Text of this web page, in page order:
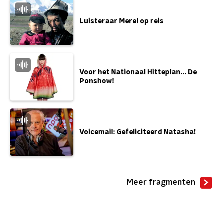
Luisteraar Merel op reis
Voor het Nationaal Hitteplan... De
Ponshow!
Voicemail: Gefeliciteerd Natasha!
Meer fragmenten